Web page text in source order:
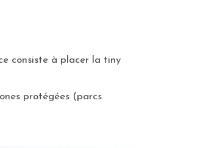
consiste à placer la tiny
protégées (parcs